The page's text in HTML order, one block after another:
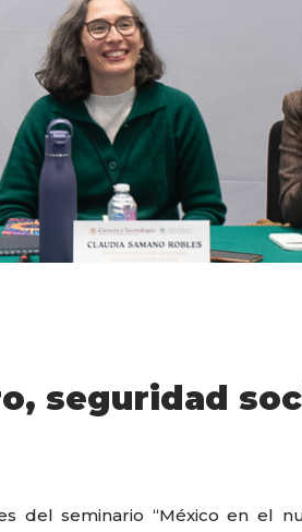
seguridad
del seminario “México en el